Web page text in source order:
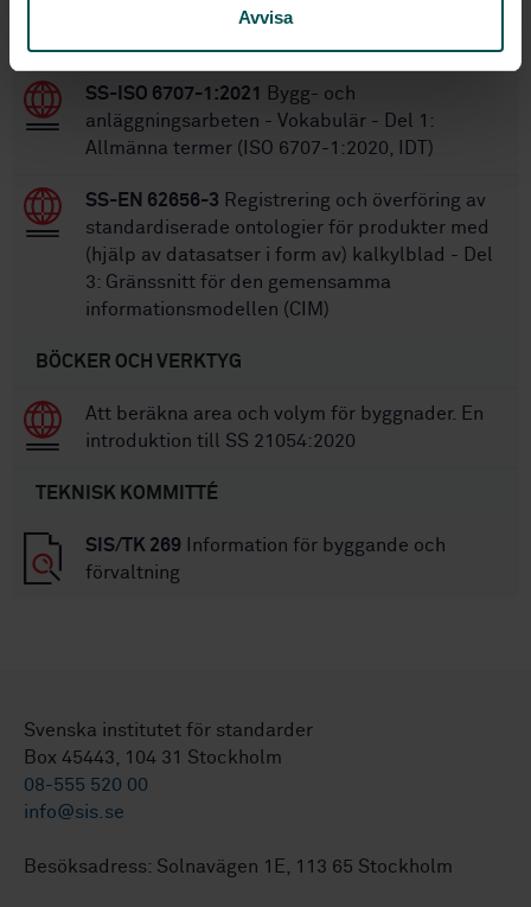
Avvisa
(hjälp av datasatser i form av) kalkylblad - Del
SS-ISO 6707-1:2021
Bygg- och
anläggningsarbeten - Vokabulär - Del 1:
Allmänna termer (ISO 6707-1:2020, IDT)
SS-EN 62656-3 Registrering och överföring av
standardiserade ontologier för produkter med
(hjälp av datasatser i form av) kalkylblad - Del
3: Gränssnitt för den gemensamma
informationsmodellen (CIM)
BÖCKER OCH VERKTYG
Att beräkna area och volym för byggnader. En
introduktion till SS 21054:2020
TEKNISK KOMMITTÉ
SIS/TK 269 Information för byggande och
förvaltning
Svenska institutet för standarder
Box 45443, 104 31 Stockholm
08-555 520 00
info@sis.se
Besöksadress: Solnavägen 1E, 113 65 Stockholm